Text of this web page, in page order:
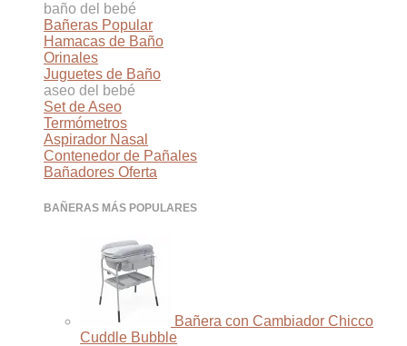
baño del bebé
Bañeras
Hamacas de Baño
Orinales
Juguetes de Baño
aseo del bebé
Set de Aseo
Termómetros
Aspirador Nasal
Contenedor de Pañales
Bañadores
BAÑERAS MÁS POPULARES
Bañera con Cambiador Chicco
Cuddle Bubble